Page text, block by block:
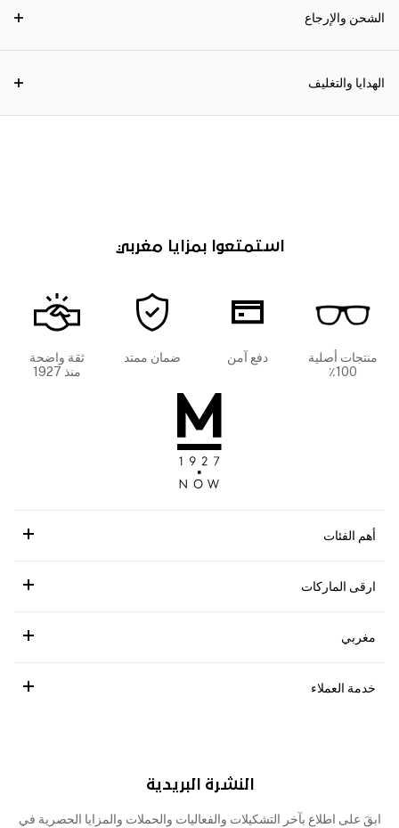
الشحن والإرجاع
الهدايا والتغليف
استمتعوا بمزايا مغربي
منتجات أصلية
100٪
دفع آمن ضمان ممتد
ثقة واضحة
منذ 1927
أهم الفئات
ارقى الماركات
مغربي
خدمة العملاء
النشرة البريدية
ابقَ على اطلاع بآخر التشكيلات والفعاليات والحملات والمزايا الحصرية في